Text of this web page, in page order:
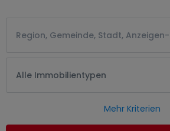
Alle Immobilientypen
Mehr Kriterien